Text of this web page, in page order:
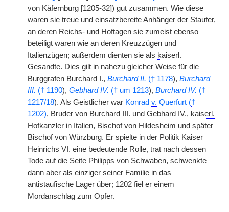
von Käfernburg [1205-32]) gut zusammen. Wie diese
waren sie treue und einsatzbereite Anhänger der Staufer,
an deren Reichs- und Hoftagen sie zumeist ebenso
beteiligt waren wie an deren Kreuzzügen und
Italienzügen; außerdem dienten sie als kaiserl.
Gesandte. Dies gilt in nahezu gleicher Weise für die
Burggrafen Burchard I., Burchard II. († 1178), Burchard
III. († 1190), Gebhard IV. († um 1213), Burchard IV. (†
1217/18). Als Geistlicher war Konrad v. Querfurt (†
1202), Bruder von Burchard III. und Gebhard IV., kaiserl.
Hofkanzler in Italien, Bischof von Hildesheim und später
Bischof von Würzburg. Er spielte in der Politik Kaiser
Heinrichs VI. eine bedeutende Rolle, trat nach dessen
Tode auf die Seite Philipps von Schwaben, schwenkte
dann aber als einziger seiner Familie in das
antistaufische Lager über; 1202 fiel er einem
Mordanschlag zum Opfer.